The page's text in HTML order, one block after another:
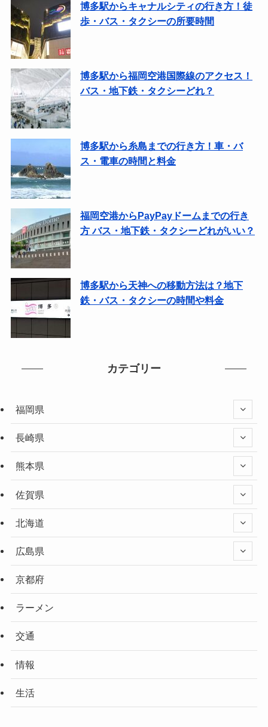
博多駅からキャナルシティの行き方！徒
歩・バス・タクシーの所要時間
博多駅から福岡空港国際線のアクセス！
バス・地下鉄・タクシーどれ？
博多駅から糸島までの行き方！車・バ
ス・電車の時間と料金
福岡空港からPayPayドームまでの行き
方 バス・地下鉄・タクシーどれがいい？
博多駅から天神への移動方法は？地下
鉄・バス・タクシーの時間や料金
カテゴリー
福岡県
長崎県
熊本県
佐賀県
北海道
広島県
京都府
ラーメン
交通
情報
生活